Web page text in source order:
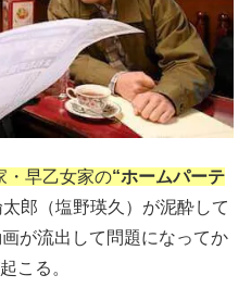
・早乙女家の“ホームパーテ
郎（塩野瑛久）が泥酔して
が流出して問題になってか
こる。